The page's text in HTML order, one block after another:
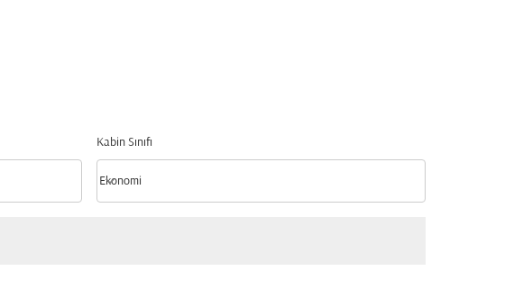
Kabin Sınıfı
Kabin Sınıfı option Ekonomi Selected
Ekonomi
keyboard_arrow_down